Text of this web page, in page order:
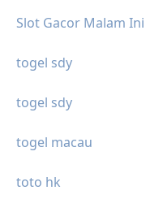
Slot Gacor Malam Ini
togel sdy
togel sdy
togel macau
toto hk